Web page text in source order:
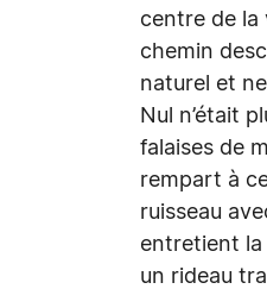
centre de la
chemin
naturel et
Nul n’était
falaises de
rempart à
ruisseau
entretient la
un rideau